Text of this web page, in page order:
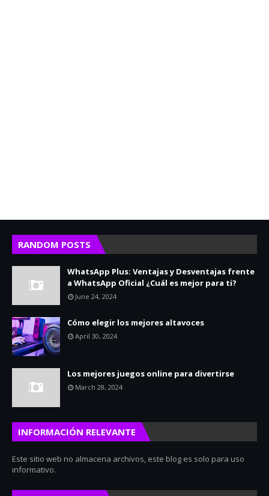
RANDOM POSTS
WhatsApp Plus: Ventajas y Desventajas frente
a WhatsApp Oficial ¿Cuál es mejor para ti?
June 24, 2024
Cómo elegir los mejores altavoces
April 30, 2024
Los mejores juegos online para divertirse
March 28, 2024
INFORMACIÓN RELEVANTE
Este sitio web no almacena archivos, este blog es solo para uso
informativo.